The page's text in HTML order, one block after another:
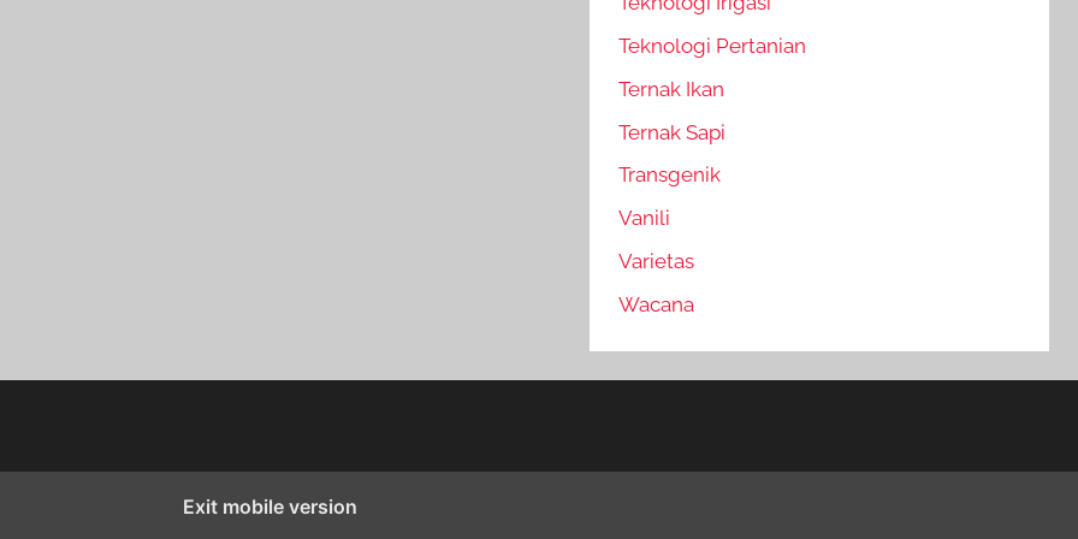
Teknologi Pertanian
Ternak Ikan
Ternak Sapi
Transgenik
Vanili
Varietas
Wacana
Exit mobile version